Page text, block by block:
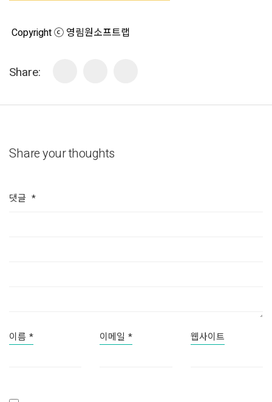
Copyright ⓒ 영림원소프트랩
Share:
Share your thoughts
댓글 *
이름 * 이메일 * 웹사이트